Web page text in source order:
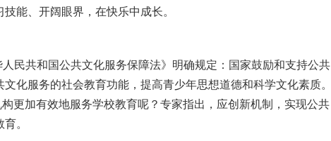
能、开阔眼界，在快乐中成长。
共和国公共文化服务保障法》明确规定：国家鼓励和支持公共
化服务的社会教育功能，提高青少年思想道德和科学文化素质。
更加有效地服务学校教育呢？专家指出，应创新机制，实现公共
。